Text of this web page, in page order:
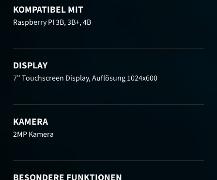
KOMPATIBEL MIT
Raspberry PI 3B, 3B+, 4B
DISPLAY
7" Touchscreen Display, Auflösung 1024x600
KAMERA
2MP Kamera